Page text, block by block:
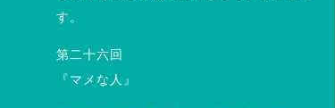
す。
第二十六回
『マメな人』